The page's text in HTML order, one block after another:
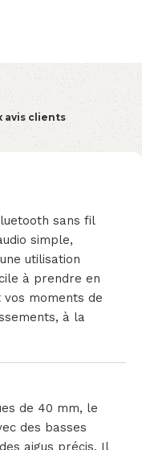
avis clients
sans fil
simple,
utilisation
à prendre en
moments de
à la
de 40 mm, le
des basses
aigus précis. Il